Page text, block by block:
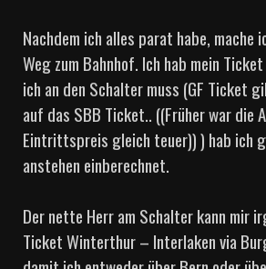
Nachdem ich alles parat habe, mache
Weg zum Bahnhof. Ich hab mein
ich an den Schalter muss (GF Ticket
auf das SBB Ticket.. ((Früher war die
Eintrittspreis gleich teuer)) ) hab ich
anstehen einberechnet.
Der nette Herr am Schalter kann mir
Ticket Winterthur – Interlaken via